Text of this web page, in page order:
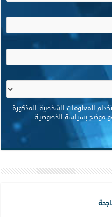
المعلومات الشخصية المذكورة
موضح بسياسة الخصوصية